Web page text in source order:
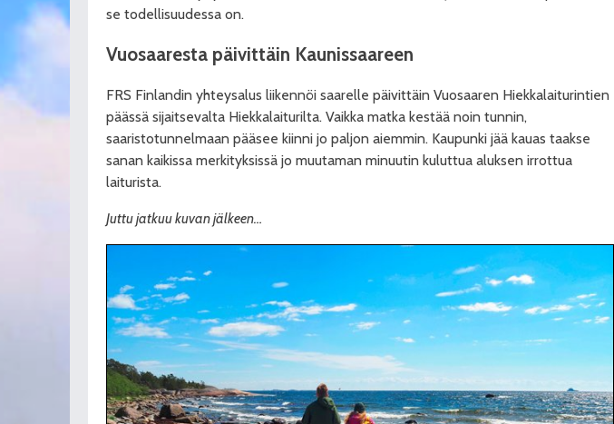
se todellisuudessa on.
Vuosaaresta päivittäin Kaunissaareen
FRS Finlandin yhteysalus liikennöi saarelle päivittäin Vuosaaren Hiekkalaiturintien
päässä sijaitsevalta Hiekkalaiturilta. Vaikka matka kestää noin tunnin,
saaristotunnelmaan pääsee kiinni jo paljon aiemmin. Kaupunki jää kauas taakse
sanan kaikissa merkityksissä jo muutaman minuutin kuluttua aluksen irrottua
laiturista.
Juttu jatkuu kuvan jälkeen…